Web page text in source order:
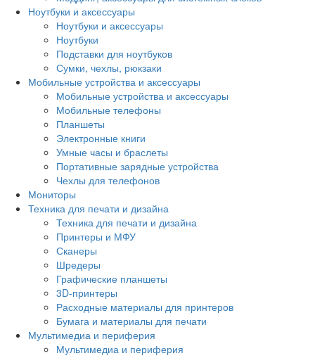
Ноутбуки и аксессуары
Ноутбуки и аксессуары
Ноутбуки
Подставки для ноутбуков
Сумки, чехлы, рюкзаки
Мобильные устройства и аксессуары
Мобильные устройства и аксессуары
Мобильные телефоны
Планшеты
Электронные книги
Умные часы и браслеты
Портативные зарядные устройства
Чехлы для телефонов
Мониторы
Техника для печати и дизайна
Техника для печати и дизайна
Принтеры и МФУ
Сканеры
Шредеры
Графические планшеты
3D-принтеры
Расходные материалы для принтеров
Бумага и материалы для печати
Мультимедиа и периферия
Мультимедиа и периферия